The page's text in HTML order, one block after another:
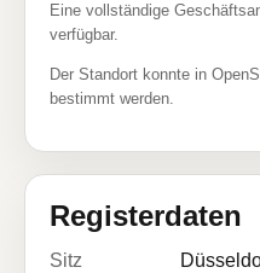
Eine vollständige
verfügbar.
Der Standort konnte in
bestimmt werden.
Registerdaten
Sitz